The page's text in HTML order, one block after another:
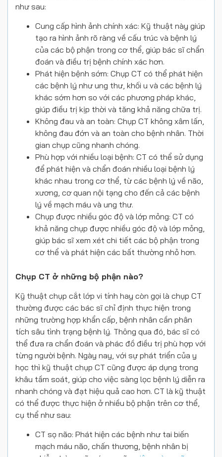
như sau:
Cung cấp hình ảnh chính xác: Kỹ thuật này giúp
tạo ra hình ảnh rõ ràng về cấu trúc và bệnh lý
của các bộ phận trong cơ thể, giúp bác sĩ chẩn
đoán và điều trị bệnh chính xác hơn.
Phát hiện bệnh sớm: Chụp CT có thể phát hiện
các bệnh lý như ung thư, khối u và các bệnh lý
khác sớm hơn so với các phương pháp khác,
giúp điều trị kịp thời và tăng khả năng chữa trị.
Không đau và an toàn: Chụp CT không xâm lấn,
không đau đớn và an toàn cho bệnh nhân. Thời
gian chụp cũng nhanh chóng.
Phù hợp với nhiều loại bệnh: CT có thể sử dụng
để phát hiện và chẩn đoán nhiều loại bệnh lý
khác nhau trong cơ thể, từ các bệnh lý về não,
xương, cơ quan nội tạng cho đến cả các bệnh
lý về mạch máu và ung thư.
Chụp được nhiều góc độ và lớp mỏng: CT có
khả năng chụp được nhiều góc độ và lớp mỏng,
giúp bác sĩ xem xét chi tiết các bộ phận trong
cơ thể và phát hiện các bất thường nhỏ hơn.
Chụp CT ở những bộ phận nào?
Kỹ thuật chụp cắt lớp vi tính hay còn gọi là chụp CT
thường được các bác sĩ chỉ định thực hiện trong
những trường hợp khẩn cấp, bệnh nhân cần phân
tích sâu tình trạng bệnh lý. Thông qua đó, bác sĩ có
thể đưa ra chẩn đoán và phác đồ điều trị phù hợp với
từng người bệnh. Ngày nay, với sự phát triển của y
học thì kỹ thuật chụp CT cũng được áp dụng trong
khâu tầm soát, giúp cho việc sàng lọc bệnh lý diễn ra
nhanh chóng và đạt hiệu quả cao hơn. CT là kỹ thuật
có thể được thực hiện ở nhiều bộ phận trên cơ thể,
cụ thể như sau:
CT sọ não: Phát hiện các bệnh như tai biến
mạch máu não, chấn thương, bệnh nhân bị